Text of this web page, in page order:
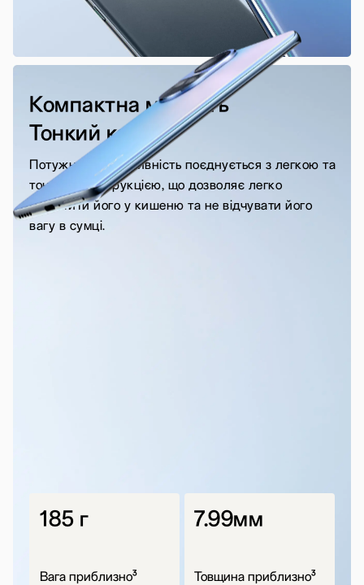
Компактна міцність
Тонкий корпус
Потужна продуктивність поєднується з легкою та
тонкою конструкцією, що дозволяє легко
помістити його у кишеню та не відчувати його
вагу в сумці.
185 г
Вага приблизно3
7.99мм
Товщина приблизно3